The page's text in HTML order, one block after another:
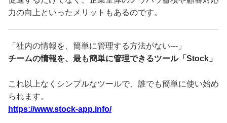
力の向上といったメリットもあるのです。
「社内の情報を、簡単に管理する方法がない---」
チームの情報を、最も簡単に管理できるツール「Stock」
これ以上なくシンプルなツールで、誰でも簡単に使い始め
られます。
https://www.stock-app.info/